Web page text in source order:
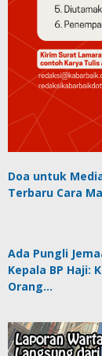
Doa untuk
Terbaru Cara
Ada Pungli
Kepala BP Haji:
Orang…